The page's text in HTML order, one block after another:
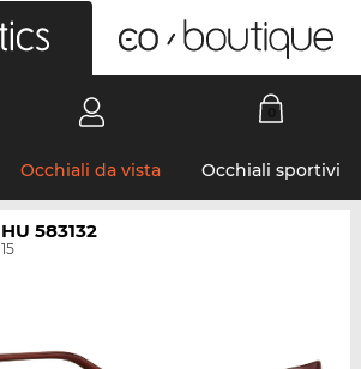
Occhiali da vista Occhiali sportivi
HU 583132
15